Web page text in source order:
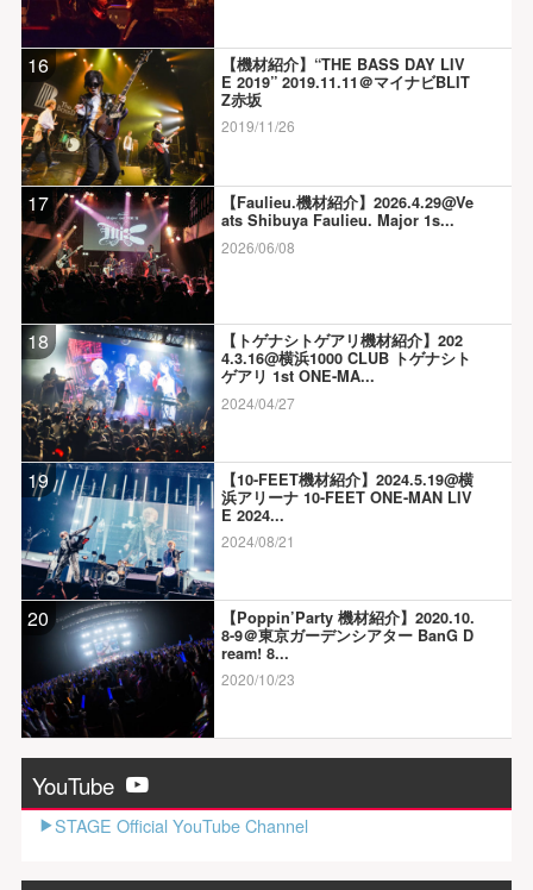
16
【機材紹介】“THE BASS DAY LIV
E 2019” 2019.11.11＠マイナビBLIT
Z赤坂
2019/11/26
17
【Faulieu.機材紹介】2026.4.29@Ve
ats Shibuya Faulieu. Major 1s...
2026/06/08
18
【トゲナシトゲアリ機材紹介】202
4.3.16@横浜1000 CLUB トゲナシト
ゲアリ 1st ONE-MA...
2024/04/27
19
【10-FEET機材紹介】2024.5.19@横
浜アリーナ 10-FEET ONE-MAN LIV
E 2024...
2024/08/21
20
【Poppin’Party 機材紹介】2020.10.
8-9＠東京ガーデンシアター BanG D
ream! 8...
2020/10/23
YouTube
STAGE Official YouTube Channel